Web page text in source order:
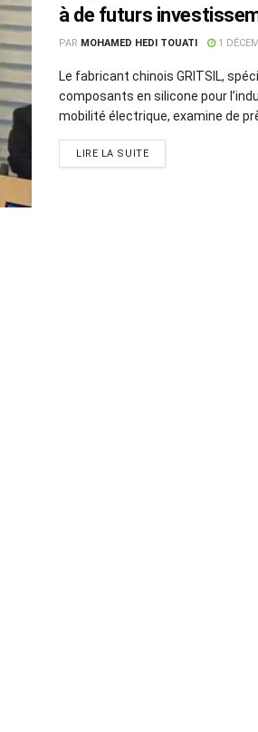
à de futurs
Tunisie
PAR MOHAMED HEDI TOUATI 1
Le fabricant chinois GRITSIL,
composants en silicone pour
mobilité électrique, examine de
LIRE LA SUITE